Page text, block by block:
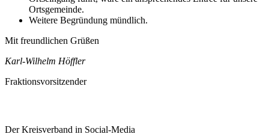
Ortsgemeinde.
Weitere Begründung mündlich.
Mit freundlichen Grüßen
Karl-Wilhelm Höffler
Fraktionsvorsitzender
Der Kreisverband in Social-Media